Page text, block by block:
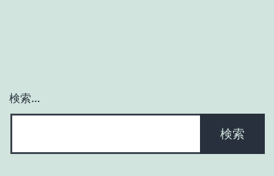
ョ
検索…